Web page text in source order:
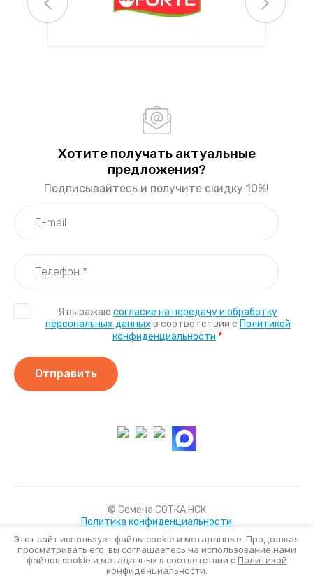
Хотите получать актуальные
предложения?
Подписывайтесь и получите скидку 10%!
Я выражаю согласие на передачу и обработку
персональных данных в соответствии с Политикой
конфиденциальности *
Отправить
© Семена СОТКА НСК
Политика конфиденциальности
Создать сайтв Мегагрупп.ру
Этот сайт использует файлы cookie и метаданные. Продолжая
просматривать его, вы соглашаетесь на использование нами
файлов cookie и метаданных в соответствии с Политикой
конфиденциальности.